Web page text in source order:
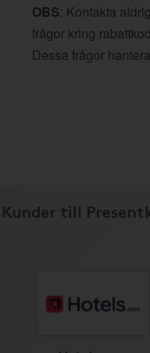
OBS: Kontakta
frågor kring
Dessa frågor
Kunder till